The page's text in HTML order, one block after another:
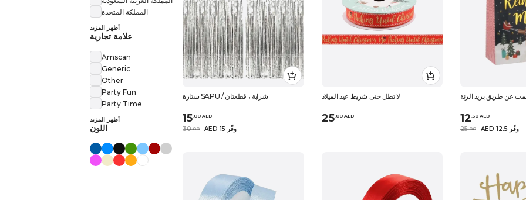
ستارة SAPU / شرابة ، قطعتان
15.00 AED
30.00 AED 15 وفِّر
لا تطل حتى شريط عيد الميلاد
25.00 AED
عن طريق بريد الرنة
12.50 AED
25.00 AED 12.5 وفِّر
المملكة المتحدة
أظهر المزيد
علامة تجارية
Amscan
Generic
Other
Party Fun
Party Time
أظهر المزيد
اللون